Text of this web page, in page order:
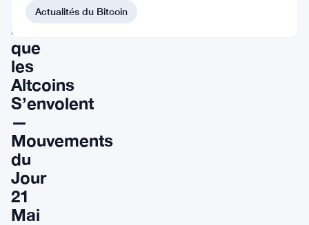
18%
alors
que
les
Altcoins
S’envolent
—
Mouvements
du
Jour
21
Mai
Actualités du Bitcoin